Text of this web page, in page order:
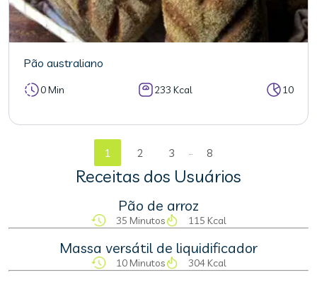
Pão australiano
0 Min 233 Kcal 10
1 2 3 ... 8
Receitas dos Usuários
Pão de arroz
35 Minutos 115 Kcal
Massa versátil de liquidificador
10 Minutos 304 Kcal